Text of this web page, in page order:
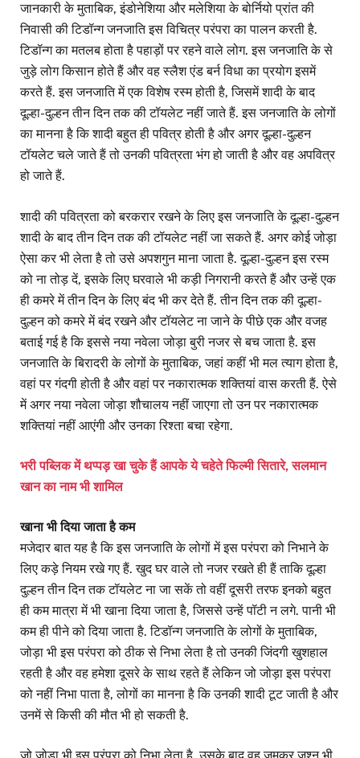
जानकारी के मुताबिक, इंडोनेशिया और मलेशिया के बोर्नियो प्रांत की
निवासी की टिडॉन्ग जनजाति इस विचित्र परंपरा का पालन करती है.
टिडॉन्ग का मतलब होता है पहाड़ों पर रहने वाले लोग. इस जनजाति के से
जुड़े लोग किसान होते हैं और वह स्लैश एंड बर्न विधा का प्रयोग इसमें
करते हैं. इस जनजाति में एक विशेष रस्म होती है, जिसमें शादी के बाद
दूल्हा-दुल्हन तीन दिन तक की टॉयलेट नहीं जाते हैं. इस जनजाति के लोगों
का मानना है कि शादी बहुत ही पवित्र होती है और अगर दूल्हा-दुल्हन
टॉयलेट चले जाते हैं तो उनकी पवित्रता भंग हो जाती है और वह अपवित्र
हो जाते हैं.
शादी की पवित्रता को बरकरार रखने के लिए इस जनजाति के दूल्हा-दुल्हन
शादी के बाद तीन दिन तक की टॉयलेट नहीं जा सकते हैं. अगर कोई जोड़ा
ऐसा कर भी लेता है तो उसे अपशगुन माना जाता है. दूल्हा-दुल्हन इस रस्म
को ना तोड़ दें, इसके लिए घरवाले भी कड़ी निगरानी करते हैं और उन्हें एक
ही कमरे में तीन दिन के लिए बंद भी कर देते हैं. तीन दिन तक की दूल्हा-
दुल्हन को कमरे में बंद रखने और टॉयलेट ना जाने के पीछे एक और वजह
बताई गई है कि इससे नया नवेला जोड़ा बुरी नजर से बच जाता है. इस
जनजाति के बिरादरी के लोगों के मुताबिक, जहां कहीं भी मल त्याग होता है,
वहां पर गंदगी होती है और वहां पर नकारात्मक शक्तियां वास करती हैं. ऐसे
में अगर नया नवेला जोड़ा शौचालय नहीं जाएगा तो उन पर नकारात्मक
शक्तियां नहीं आएंगी और उनका रिश्ता बचा रहेगा.
भरी पब्लिक में थप्पड़ खा चुके हैं आपके ये चहेते फिल्मी सितारे, सलमान
खान का नाम भी शामिल
खाना भी दिया जाता है कम
मजेदार बात यह है कि इस जनजाति के लोगों में इस परंपरा को निभाने के
लिए कड़े नियम रखे गए हैं. खुद घर वाले तो नजर रखते ही हैं ताकि दूल्हा
दुल्हन तीन दिन तक टॉयलेट ना जा सकें तो वहीं दूसरी तरफ इनको बहुत
ही कम मात्रा में भी खाना दिया जाता है, जिससे उन्हें पॉटी न लगे. पानी भी
कम ही पीने को दिया जाता है. टिडॉन्ग जनजाति के लोगों के मुताबिक,
जोड़ा भी इस परंपरा को ठीक से निभा लेता है तो उनकी जिंदगी खुशहाल
रहती है और वह हमेशा दूसरे के साथ रहते हैं लेकिन जो जोड़ा इस परंपरा
को नहीं निभा पाता है, लोगों का मानना है कि उनकी शादी टूट जाती है और
उनमें से किसी की मौत भी हो सकती है.